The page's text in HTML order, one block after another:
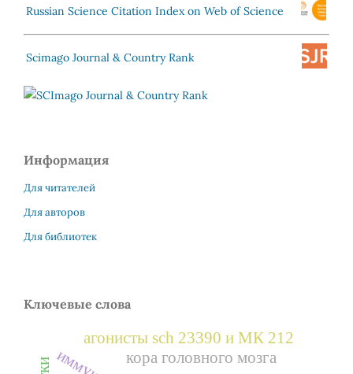
Russian Science Citation Index on Web of Science
Scimago Journal & Country Rank
Информация
Для читателей
Для авторов
Для библиотек
Ключевые слова
кора головного мозга
агонисты sch 23390 и МК 212